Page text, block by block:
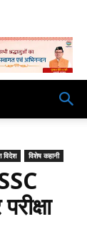
विदेश विशेष कहानी